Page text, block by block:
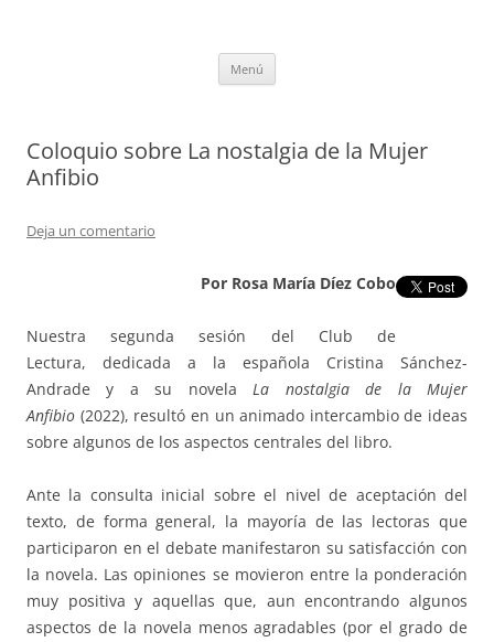
Menú
Coloquio sobre La nostalgia de la Mujer
Anfibio
Deja un comentario
Por Rosa María Díez Cobo
Nuestra segunda sesión del Club de
Lectura, dedicada a la española Cristina Sánchez-
Andrade y a su novelaLa nostalgia de la Mujer
Anfibio (2022), resultó en un animado intercambio de ideas
sobre algunos de los aspectos centrales del libro.
Ante la consulta inicial sobre el nivel de aceptación del
texto, de forma general, la mayoría de las lectoras que
participaron en el debate manifestaron su satisfacción con
la novela. Las opiniones se movieron entre la ponderación
muy positiva y aquellas que, aun encontrando algunos
aspectos de la novela menos agradables (por el grado de